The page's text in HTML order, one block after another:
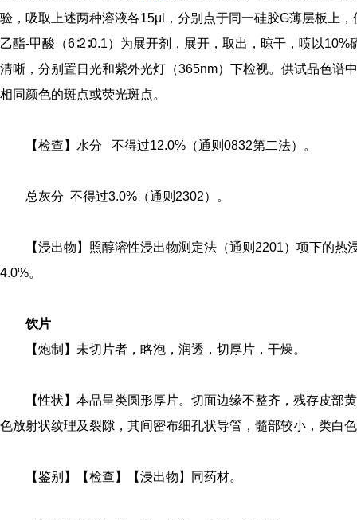
验，吸取上述两种溶液各15μl，分别点于同一硅胶G薄层板上
乙酯-甲酸（6∶2∶0.1）为展开剂，展开，取出，晾干，喷以
清晰，分别置日光和紫外光灯（365nm）下检视。供试品色谱
相同颜色的斑点或荧光斑点。
【检查】水分 不得过12.0%（通则0832第二法）。
总灰分 不得过3.0%（通则2302）。
【浸出物】照醇溶性浸出物测定法（通则2201）项下的
4.0%。
饮片
【炮制】未切片者，略泡，润透，切厚片，干燥。
【性状】本品呈类圆形厚片。切面边缘不整齐，残存皮部
色放射状纹理及裂隙，其间密布细孔状导管，髓部较小，类白
【鉴别】【检查】【浸出物】同药材。